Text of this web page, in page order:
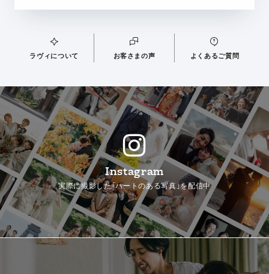
ラヴィについて お客さまの声 よくあるご質問
Instagram
実際に撮影した「ハートのある写真」を配信中